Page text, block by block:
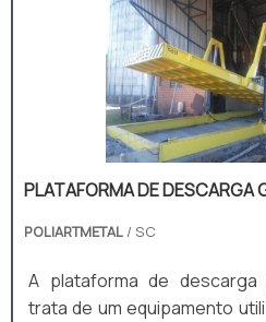
um monobloco, unido
soldagem MIG/MAG. • Acompanha: (a)
ART de Projeto e
Manual técnico;
PLATAFORMA DE DESCARGA
POLIARTMETAL / SC
A plataforma de
trata de um equipamento